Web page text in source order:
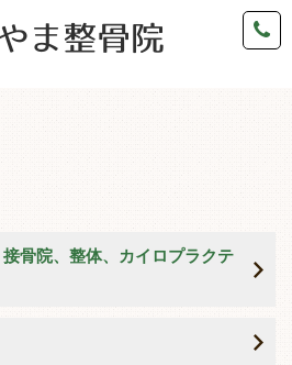
骨院、整体、カイロプラクテ